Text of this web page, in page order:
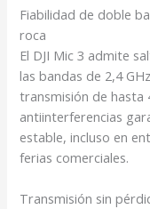
Fiabilidad de doble
roca
El DJI Mic 3 admite
las bandas de 2,4
transmisión de hasta
antiinterferencias
estable, incluso en
ferias comerciales.
Transmisión sin